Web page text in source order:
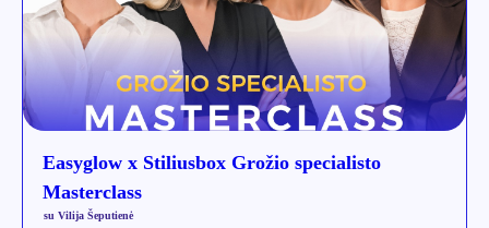
Easyglow x Stiliusbox Grožio specialisto
Masterclass
su Vilija Šeputienė